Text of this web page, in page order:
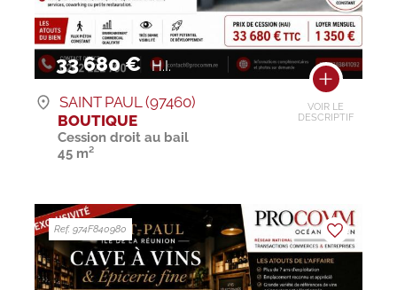
33 680 € H.I.
VOIR LE
DESCRIPTIF
SAINT PAUL (97460)
BOUTIQUE
Cession droit au bail
45 m²
Ref. 974F840980